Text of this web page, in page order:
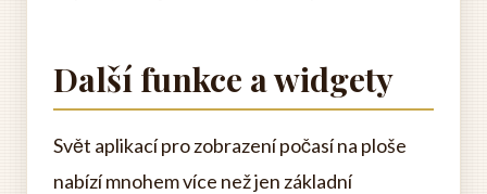
Další funkce a widgety
Svět aplikací pro zobrazení počasí na ploše
nabízí mnohem více než jen základní